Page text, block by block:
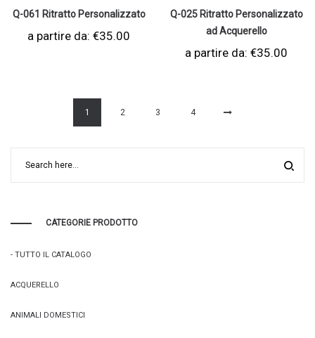
Q-061 Ritratto Personalizzato
a partire da: €35.00
Q-025 Ritratto Personalizzato
ad Acquerello
a partire da: €35.00
1 2 3 4
CATEGORIE PRODOTTO
- TUTTO IL CATALOGO
ACQUERELLO
ANIMALI DOMESTICI